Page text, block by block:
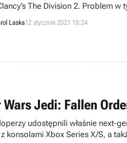
The Division 2. Problem
Laska12 stycznia 2021 18:24
Wars Jedi: Fallen
udostępnili właśnie next-
konsolami Xbox Series X/S, a